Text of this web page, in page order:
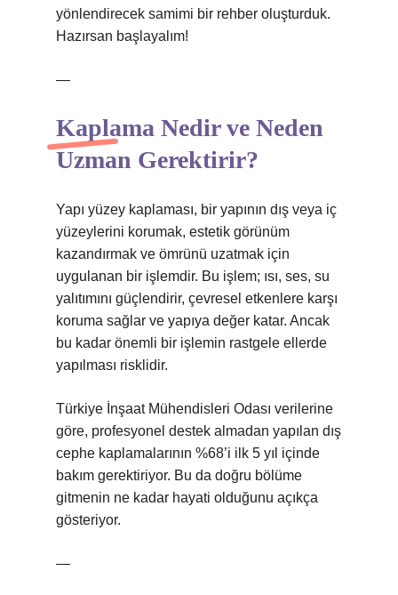
yönlendirecek samimi bir rehber oluşturduk.
Hazırsan başlayalım!
—
Kaplama Nedir ve Neden
Uzman Gerektirir?
Yapı yüzey kaplaması, bir yapının dış veya iç
yüzeylerini korumak, estetik görünüm
kazandırmak ve ömrünü uzatmak için
uygulanan bir işlemdir. Bu işlem; ısı, ses, su
yalıtımını güçlendirir, çevresel etkenlere karşı
koruma sağlar ve yapıya değer katar. Ancak
bu kadar önemli bir işlemin rastgele ellerde
yapılması risklidir.
Türkiye İnşaat Mühendisleri Odası verilerine
göre, profesyonel destek almadan yapılan dış
cephe kaplamalarının %68’i ilk 5 yıl içinde
bakım gerektiriyor. Bu da doğru bölüme
gitmenin ne kadar hayati olduğunu açıkça
gösteriyor.
—